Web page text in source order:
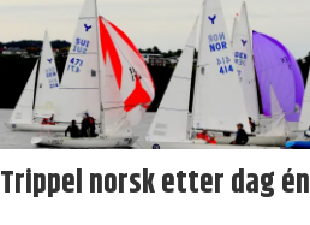
Trippel norsk etter dag én